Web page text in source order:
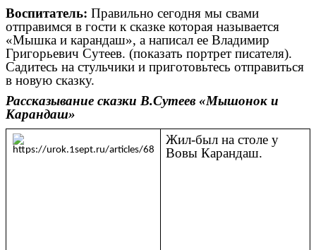
Воспитатель: Правильно сегодня мы свами
отправимся в гости к сказке которая называется
«Мышка и карандаш», а написал ее Владимир
Григорьевич Сутеев. (показать портрет писателя).
Садитесь на стульчики и приготовьтесь отправиться
в новую сказку.
Рассказывание сказки В.Сутеев «Мышонок и
Карандаш»
Жил-был на столе у
Вовы Карандаш.